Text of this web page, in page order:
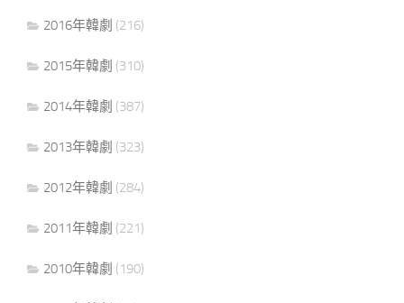
2016年韓劇 (216)
2015年韓劇 (310)
2014年韓劇 (387)
2013年韓劇 (323)
2012年韓劇 (284)
2011年韓劇 (221)
2010年韓劇 (190)